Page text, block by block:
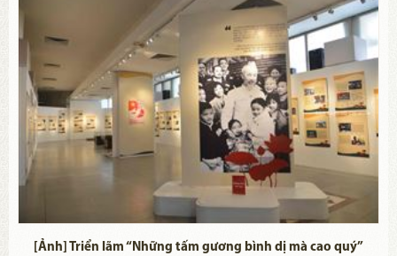
[Ảnh] Triển lãm “Những tấm gương bình dị mà cao quý”